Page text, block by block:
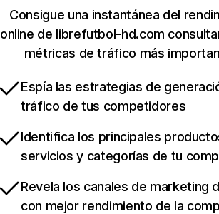
Consigue una instantánea del
online de librefutbol-hd.com
métricas de tráfico más
Espía las estrategias de
tráfico de tus competidores
Identifica los principales
servicios y categorías de tu
Revela los canales de marketing
con mejor rendimiento de la